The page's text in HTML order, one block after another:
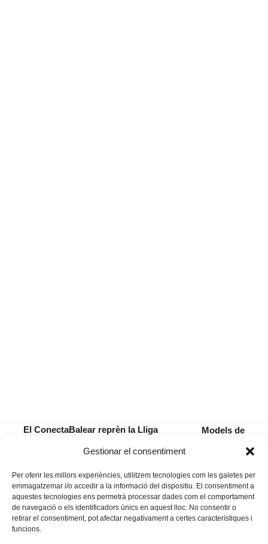
Gestionar el consentiment
Per oferir les millors experiències, utilitzem tecnologies com les galetes per
emmagatzemar i/o accedir a la informació del dispositiu. El consentiment a
aquestes tecnologies ens permetrà processar dades com el comportament
de navegació o els identificadors únics en aquest lloc. No consentir o
retirar el consentiment, pot afectar negativament a certes característiques i
funcions.
El ConectaBalear reprèn la Lliga
Models de